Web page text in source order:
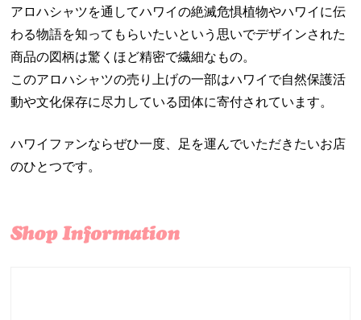
アロハシャツを通してハワイの絶滅危惧植物やハワイに伝
わる物語を知ってもらいたいという思いでデザインされた
商品の図柄は驚くほど精密で繊細なもの。
このアロハシャツの売り上げの一部はハワイで自然保護活
動や文化保存に尽力している団体に寄付されています。
ハワイファンならぜひ一度、足を運んでいただきたいお店
のひとつです。